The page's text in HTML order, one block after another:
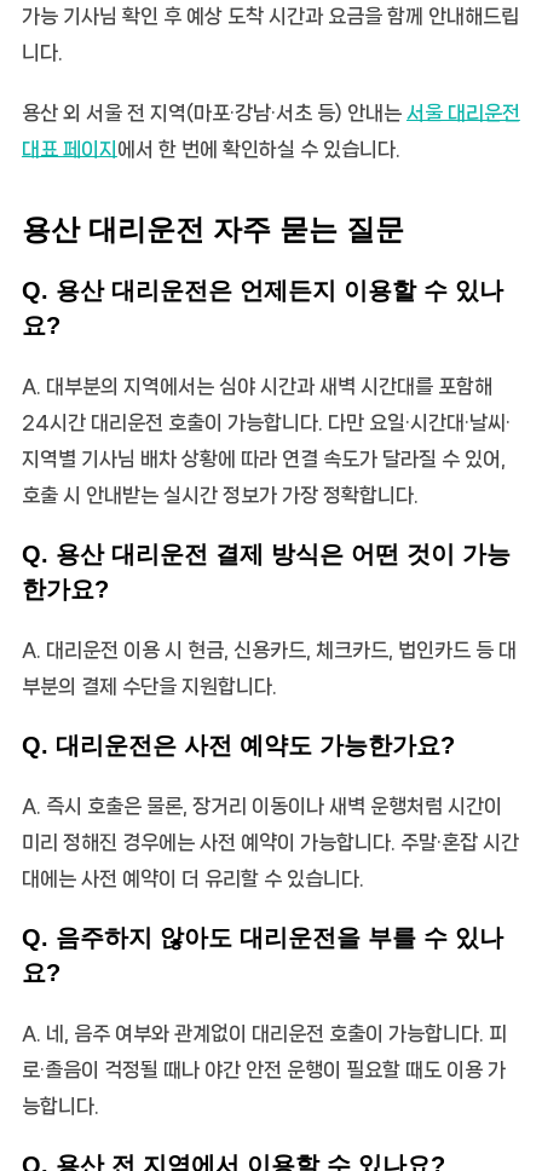
가능 기사님 확인 후 예상 도착 시간과 요금을 함께 안내해드립
니다.
용산 외 서울 전 지역(마포·강남·서초 등) 안내는 서울 대리운전
대표 페이지 에서 한 번에 확인하실 수 있습니다.
용산 대리운전 자주 묻는 질문
Q. 용산 대리운전은 언제든지 이용할 수 있나
요?
A. 대부분의 지역에서는 심야 시간과 새벽 시간대를 포함해
24시간 대리운전 호출이 가능합니다. 다만 요일·시간대·날씨·
지역별 기사님 배차 상황에 따라 연결 속도가 달라질 수 있어,
호출 시 안내받는 실시간 정보가 가장 정확합니다.
Q. 용산 대리운전 결제 방식은 어떤 것이 가능
한가요?
A. 대리운전 이용 시 현금, 신용카드, 체크카드, 법인카드 등 대
부분의 결제 수단을 지원합니다.
Q. 대리운전은 사전 예약도 가능한가요?
A. 즉시 호출은 물론, 장거리 이동이나 새벽 운행처럼 시간이
미리 정해진 경우에는 사전 예약이 가능합니다. 주말·혼잡 시간
대에는 사전 예약이 더 유리할 수 있습니다.
Q. 음주하지 않아도 대리운전을 부를 수 있나
요?
A. 네, 음주 여부와 관계없이 대리운전 호출이 가능합니다. 피
로·졸음이 걱정될 때나 야간 안전 운행이 필요할 때도 이용 가
능합니다.
Q. 용산 전 지역에서 이용할 수 있나요?